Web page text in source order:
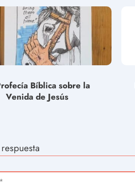
Bíblica sobre la
Venida de Jesús